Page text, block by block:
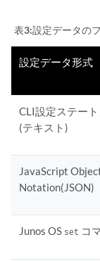
表3:設定データの
設定データ形式
CLI設定ステート
(テキスト)
JavaScript
Notation(JSON)
Junos OS set コ